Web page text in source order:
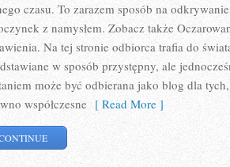
czasu. To zarazem sposób na
z namysłem. Zobacz także
Na tej stronie odbiorca trafia do
w sposób przystępny, ale
może być odbierana jako blog dla
współczesne [ Read More ]